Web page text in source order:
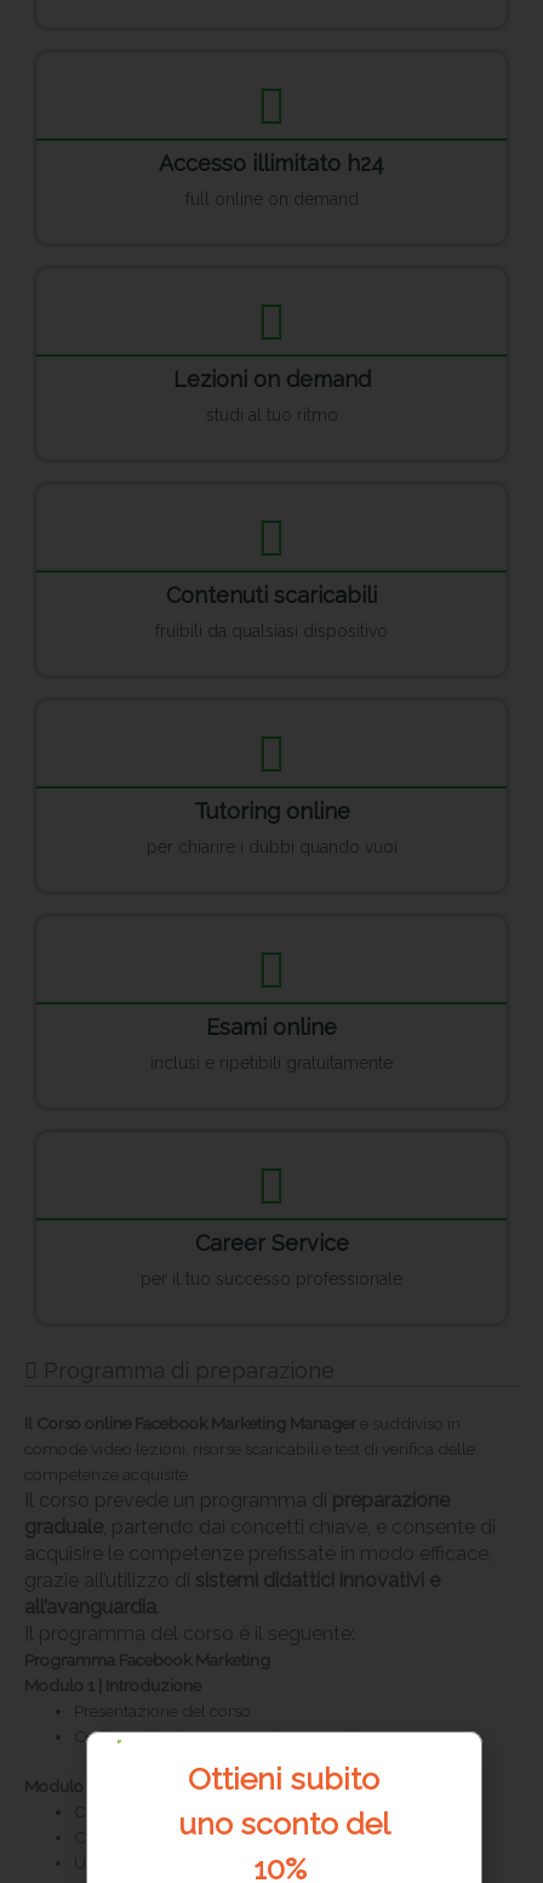
Accesso illimitato h24
full online on demand
Lezioni on demand
studi al tuo ritmo
Contenuti scaricabili
fruibili da qualsiasi dispositivo
Tutoring online
per chiarire i dubbi quando vuoi
Esami online
inclusi e ripetibili gratuitamente
Career Service
per il tuo successo professionale
Programma di preparazione
Il Corso online Facebook Marketing Manager è suddiviso in
comode video lezioni, risorse scaricabili e test di verifica delle
competenze acquisite.
Il corso prevede un programma di preparazione
graduale, partendo dai concetti chiave, e consente di
acquisire le competenze prefissate in modo efficace,
grazie all’utilizzo di sistemi didattici innovativi e
all’avanguardia.
Il programma del corso è il seguente:
Programma Facebook Marketing
Modulo 1 | Introduzione
Presentazione del corso
Cos’è Facebook e come può essere utilizzato
Modulo 2 | Analisi strategiche del proprio brand
Come e perché analizzare i competitors
Come e perché analizzare il pubblico di riferimento
USP, posizionamento, tono di voce e analisi SWOT
Ottieni subito
uno sconto del
10%